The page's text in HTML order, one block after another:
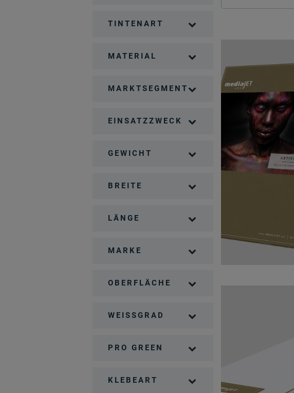
TINTENART
MATERIAL
MARKTSEGMENT
EINSATZZWECK
GEWICHT
BREITE
LÄNGE
MARKE
OBERFLÄCHE
WEISSGRAD
PRO GREEN
KLEBEART